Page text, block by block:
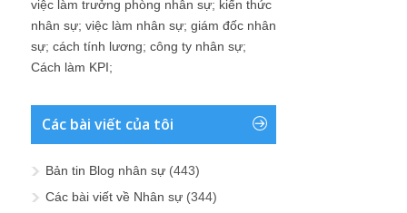
việc làm trưởng phòng nhân sự; kiến thức
nhân sự; việc làm nhân sự; giám đốc nhân
sự; cách tính lương; công ty nhân sự;
Cách làm KPI;
Các bài viết của tôi
Bản tin Blog nhân sự (443)
Các bài viết về Nhân sự (344)